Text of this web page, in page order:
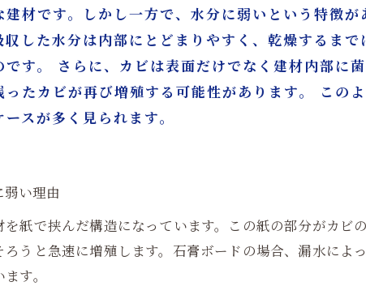
材です。しかし一方で、水分に弱いという特徴
収した水分は内部にとどまりやすく、乾燥するま
す。 さらに、カビは表面だけでなく建材内部に
ったカビが再び増殖する可能性があります。 この
スが多く見られます。
い理由
紙で挟んだ構造になっています。この紙の部分がカビ
うと急速に増殖します。石膏ボードの場合、漏水に
す。